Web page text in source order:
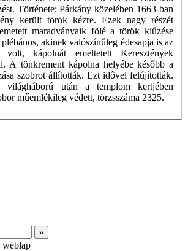
Története: Párkány közelében 1663-ban
került török kézre. Ezek nagy részét
maradványaik fölé a török kiűzése
akinek valószínűleg édesapja is az
volt, kápolnát emeltetett Keresztények
A tönkrement kápolna helyébe később a
szobrot állították. Ezt idôvel felújították.
után a templom kertjében
műemlékileg védett, törzsszáma 2325.
weblap